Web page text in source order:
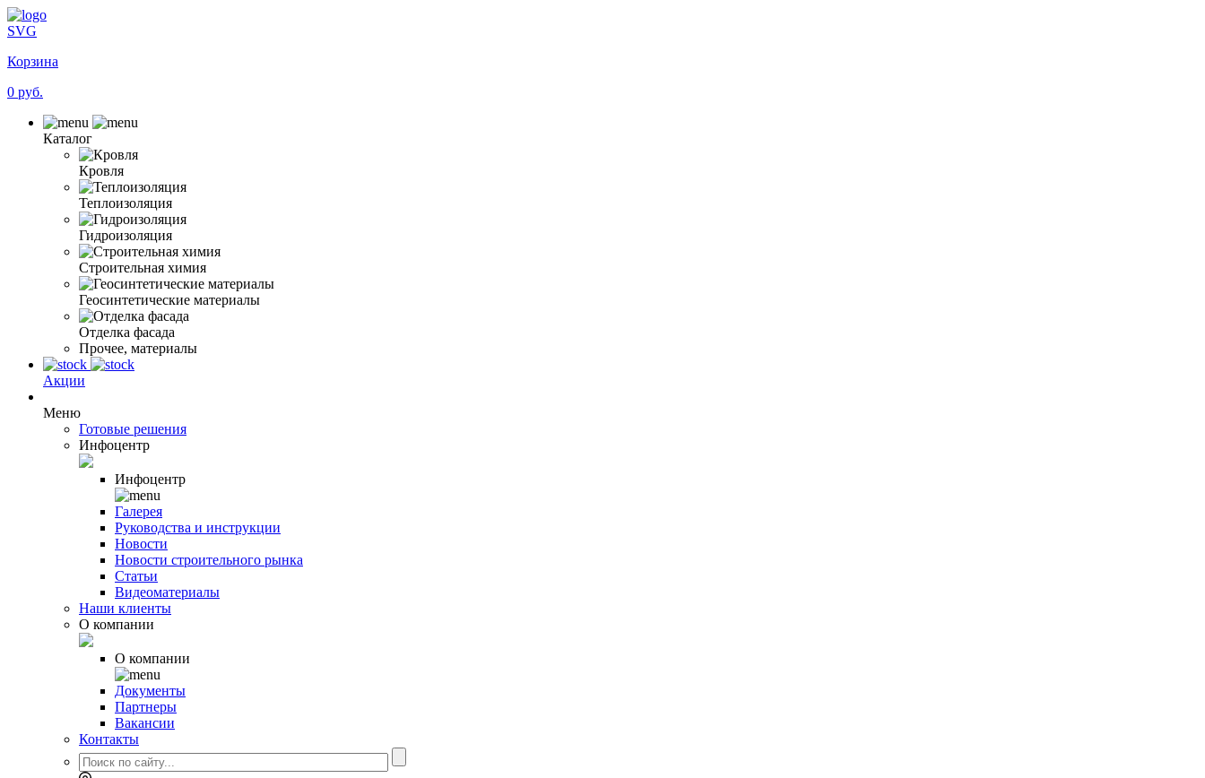
SVG
Корзина
0 руб.
Каталог
Кровля
Теплоизоляция
Гидроизоляция
Строительная химия
Геосинтетические материалы
Отделка фасада
Прочее, материалы
Акции
Меню
Готовые решения
Инфоцентр
Инфоцентр
Галерея
Руководства и инструкции
Новости
Новости строительного рынка
Статьи
Видеоматериалы
Наши клиенты
О компании
О компании
Документы
Партнеры
Вакансии
Контакты